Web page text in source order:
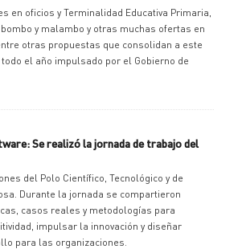
en oficios y Terminalidad Educativa Primaria,
y malambo y otras muchas ofertas en
otras propuestas que consolidan a este
el año impulsado por el Gobierno de
Se realizó la jornada de trabajo del
del Polo Científico, Tecnológico y de
Durante la jornada se compartieron
casos reales y metodologías para
impulsar la innovación y diseñar
para las organizaciones.